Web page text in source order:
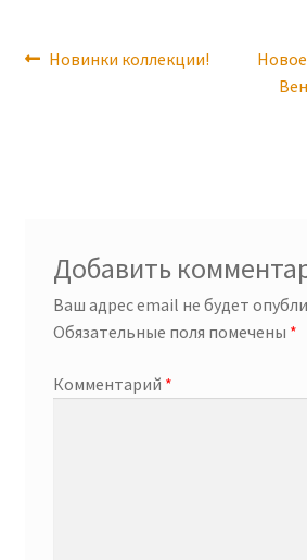
Навигация
Previous
Новинки коллекции!
Next
post:
Добавить
Ваш адрес email не будет
Обязательные поля помечены *
Комментарий *